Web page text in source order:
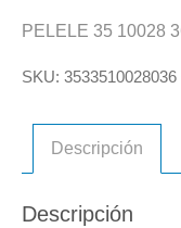
PELELE 35 10028
SKU: 3533510028036
Descripción
Descripción